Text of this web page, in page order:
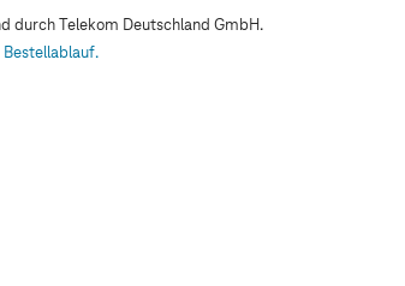
durch Telekom Deutschland GmbH.